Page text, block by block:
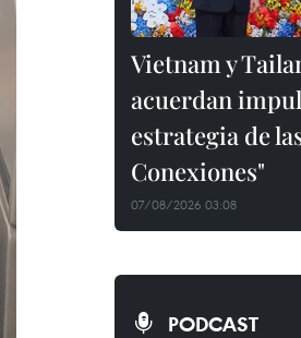
Vietnam y
acuerdan
estrategia de
Conexiones"
07/08/2026 03:08
PODCAST